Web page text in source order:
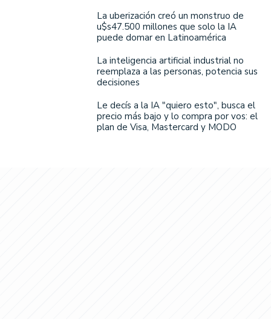
La uberización creó un monstruo de
u$s47.500 millones que solo la IA
puede domar en Latinoamérica
La inteligencia artificial industrial no
reemplaza a las personas, potencia sus
decisiones
Le decís a la IA "quiero esto", busca el
precio más bajo y lo compra por vos: el
plan de Visa, Mastercard y MODO